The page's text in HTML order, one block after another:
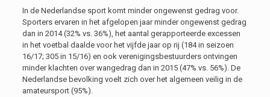
In de Nederlandse sport komt minder ongewenst gedrag voor.
Sporters ervaren in het afgelopen jaar minder ongewenst gedrag
dan in 2014 (32% vs. 36%), het aantal gerapporteerde excessen
in het voetbal daalde voor het vijfde jaar op rij (184 in seizoen
16/17; 305 in 15/16) en ook verenigingsbestuurders ontvingen
minder klachten over wangedrag dan in 2015 (47% vs. 56%). De
Nederlandse bevolking voelt zich over het algemeen veilig in de
amateursport (95%).